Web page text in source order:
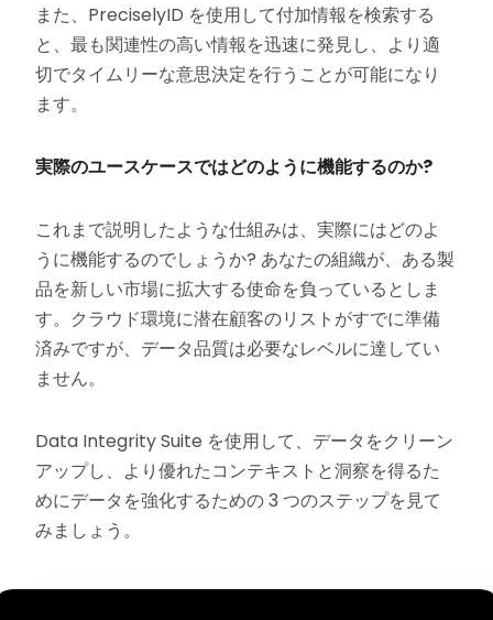
また、PreciselyID を使用して付加情報を検索する
と、最も関連性の高い情報を迅速に発見し、より適
切でタイムリーな意思決定を行うことが可能になり
ます。
実際のユースケースではどのように機能するのか?
これまで説明したような仕組みは、実際にはどのよ
うに機能するのでしょうか? あなたの組織が、ある製
品を新しい市場に拡大する使命を負っているとしま
す。クラウド環境に潜在顧客のリストがすでに準備
済みですが、データ品質は必要なレベルに達してい
ません。
Data Integrity Suite を使用して、データをクリーン
アップし、より優れたコンテキストと洞察を得るた
めにデータを強化するための 3 つのステップを見て
みましょう。